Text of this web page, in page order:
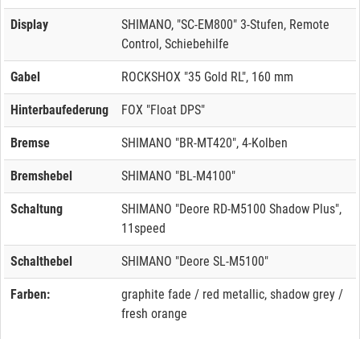
Display
SHIMANO, "SC-EM800" 3-Stufen, Remote
Control, Schiebehilfe
Gabel ROCKSHOX "35 Gold RL", 160 mm
Hinterbaufederung FOX "Float DPS"
Bremse SHIMANO "BR-MT420", 4-Kolben
Bremshebel SHIMANO "BL-M4100"
Schaltung
SHIMANO "Deore RD-M5100 Shadow Plus",
11speed
Schalthebel SHIMANO "Deore SL-M5100"
Farben:
graphite fade / red metallic, shadow grey /
fresh orange